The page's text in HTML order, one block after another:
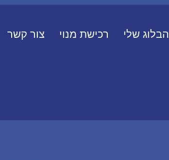
הבלוג שלי רכישת מנוי צור קשר